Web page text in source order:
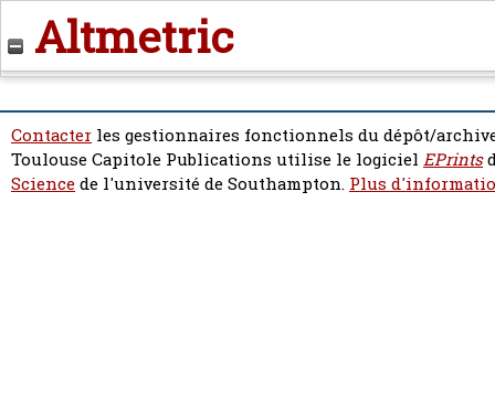
Altmetric
Contacter les gestionnaires fonctionnels du dépôt/
Toulouse Capitole Publications utilise le logiciel EPrints
Sciencede l'université de Southampton. Plus